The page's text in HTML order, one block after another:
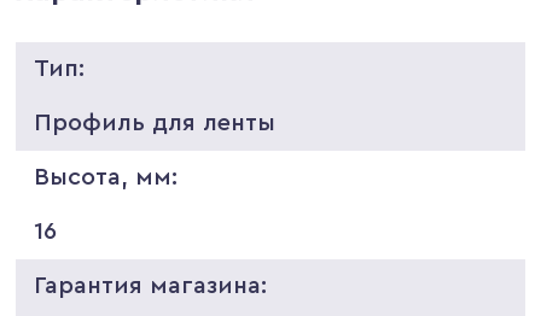
Тип:
Профиль для ленты
Высота, мм:
16
Гарантия магазина: